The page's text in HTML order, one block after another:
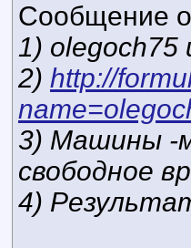
Сообщение
1)
2) http://
3) Машины -
свободное
4)